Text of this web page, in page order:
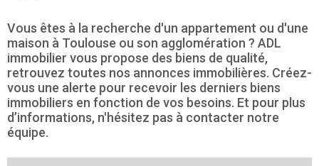
Vous êtes à la recherche d'un appartement ou d'une
maison à Toulouse ou son agglomération ? ADL
immobilier vous propose des biens de qualité,
retrouvez toutes nos annonces immobilières. Créez-
vous une alerte pour recevoir les derniers biens
immobiliers en fonction de vos besoins. Et pour plus
d’informations, n'hésitez pas à contacter notre
équipe.